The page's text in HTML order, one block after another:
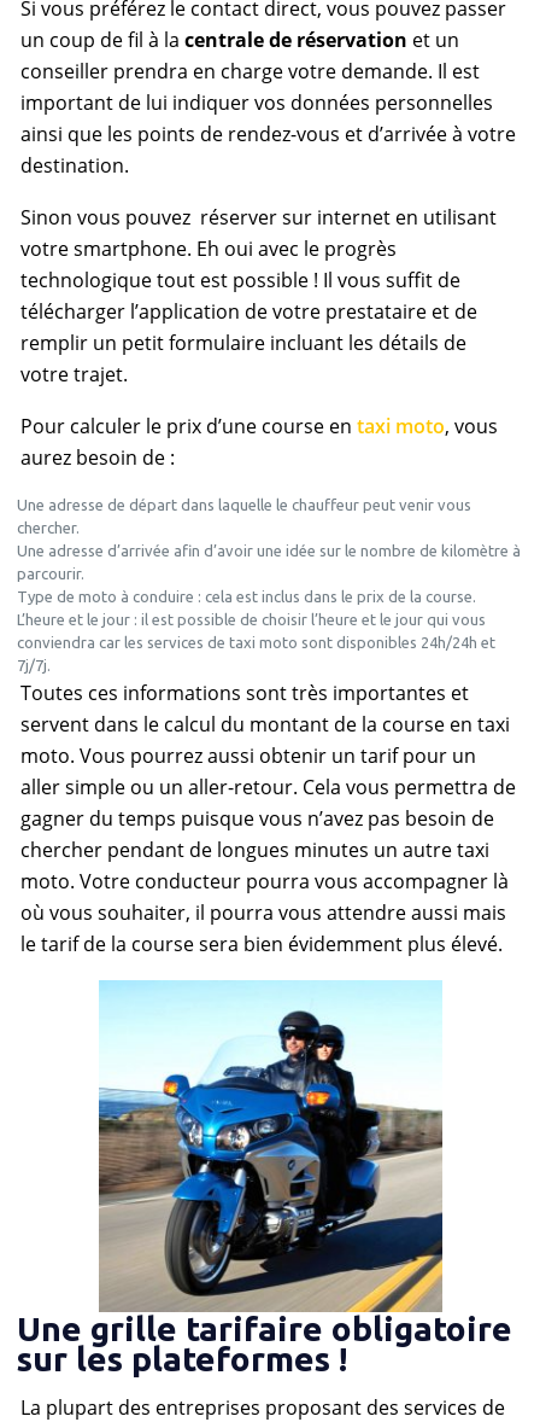
Si vous préférez le contact direct, vous pouvez passer
un coup de fil à lacentrale de réservation et un
conseiller prendra en charge votre demande. Il est
important de lui indiquer vos données personnelles
ainsi que les points de rendez-vous et d’arrivée à votre
destination.
Sinon vous pouvez réserver sur internet en utilisant
votre smartphone. Eh oui avec le progrès
technologique tout est possible ! Il vous suffit de
télécharger l’application de votre prestataire et de
remplir un petit formulaire incluant les détails de
votre trajet.
Pour calculer le prix d’une course entaxi moto, vous
aurez besoin de :
Une adresse de départ dans laquelle le chauffeur peut venir vous
chercher.
Une adresse d’arrivée afin d’avoir une idée sur le nombre de kilomètre à
parcourir.
Type de moto à conduire : cela est inclus dans le prix de la course.
L’heure et le jour : il est possible de choisir l’heure et le jour qui vous
conviendra car les services de taxi moto sont disponibles 24h/24h et
7j/7j.
Toutes ces informations sont très importantes et
servent dans le calcul du montant de la course en taxi
moto. Vous pourrez aussi obtenir un tarif pour un
aller simple ou un aller-retour. Cela vous permettra de
gagner du temps puisque vous n’avez pas besoin de
chercher pendant de longues minutes un autre taxi
moto. Votre conducteur pourra vous accompagner là
où vous souhaiter, il pourra vous attendre aussi mais
le tarif de la course sera bien évidemment plus élevé.
Une grille tarifaire obligatoire
sur les plateformes !
La plupart des entreprises proposant des services de